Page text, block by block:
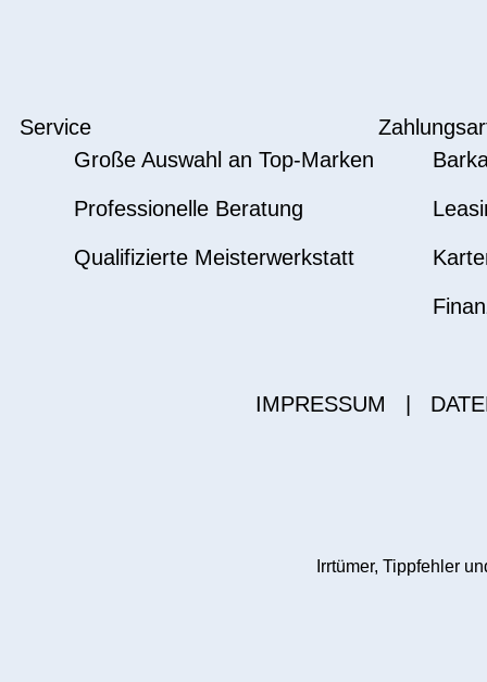
Service
Große Auswahl an Top-Marken
Professionelle Beratung
Qualifizierte Meisterwerkstatt
IMPRESSUM
Irrtümer, Tippfehler